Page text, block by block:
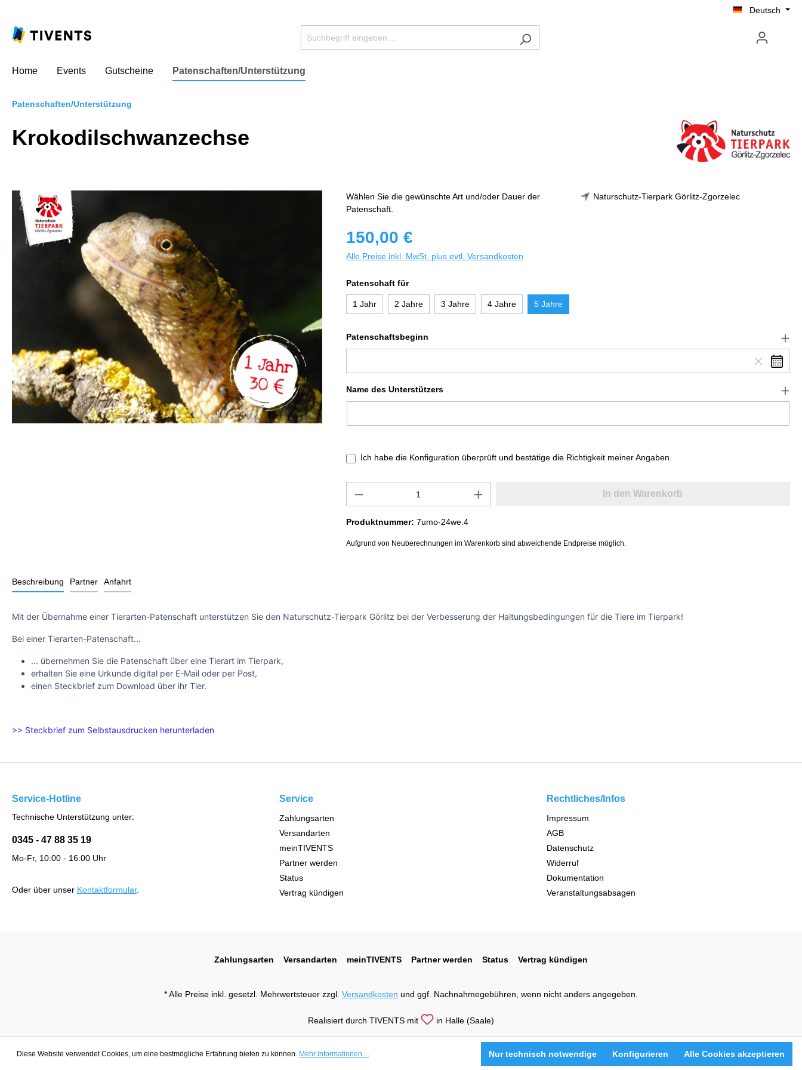
Deutsch
Home Events Gutscheine Patenschaften/Unterstützung
Patenschaften/Unterstützung
Krokodilschwanzechse
Wählen Sie die gewünschte Art und/oder Dauer der
Patenschaft.
Naturschutz-Tierpark Görlitz-Zgorzelec
150,00 €
Alle Preise inkl. MwSt. plus evtl. Versandkosten
Patenschaft für
1 Jahr 2 Jahre 3 Jahre 4 Jahre 5 Jahre
Patenschaftsbeginn
Name des Unterstützers
Ich habe die Konfiguration überprüft und bestätige die Richtigkeit meiner Angaben.
In den Warenkorb
Produktnummer: 7umo-24we.4
Aufgrund von Neuberechnungen im Warenkorb sind abweichende Endpreise möglich.
Beschreibung Partner Anfahrt
Mit der Übernahme einer Tierarten-Patenschaft unterstützen Sie den Naturschutz-Tierpark Görlitz bei der Verbesserung der Haltungsbedingungen für die Tiere im Tierpark!
Bei einer Tierarten-Patenschaft...
... übernehmen Sie die Patenschaft über eine Tierart im Tierpark,
erhalten Sie eine Urkunde digital per E-Mail oder per Post,
einen Steckbrief zum Download über ihr Tier.
>> Steckbrief zum Selbstausdrucken herunterladen
Service-Hotline
Technische Unterstützung unter:
0345 - 47 88 35 19
Mo-Fr, 10:00 - 16:00 Uhr
Oder über unser Kontaktformular.
Service
Zahlungsarten
Versandarten
meinTIVENTS
Partner werden
Status
Vertrag kündigen
Rechtliches/Infos
Impressum
AGB
Datenschutz
Widerruf
Dokumentation
Veranstaltungsabsagen
Zahlungsarten Versandarten meinTIVENTS Partner werden Status Vertrag kündigen
* Alle Preise inkl. gesetzl. Mehrwertsteuer zzgl. Versandkosten und ggf. Nachnahmegebühren, wenn nicht anders angegeben.
Realisiert durch TIVENTS mit in Halle (Saale)
Diese Website verwendet Cookies, um eine bestmögliche Erfahrung bieten zu können. Mehr Informationen ... Nur technisch notwendige Konfigurieren Alle Cookies akzeptieren